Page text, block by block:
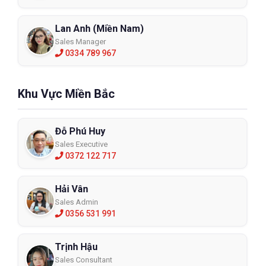
Lan Anh (Miền Nam)
Sales Manager
0334 789 967
Khu Vực Miền Bắc
Đỗ Phú Huy
Sales Executive
0372 122 717
Hải Vân
Sales Admin
0356 531 991
Trịnh Hậu
Sales Consultant